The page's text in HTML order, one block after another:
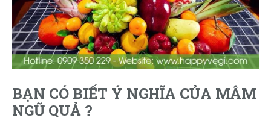
BẠN CÓ BIẾT Ý NGHĨA CỦA MÂM
NGŨ QUẢ ?